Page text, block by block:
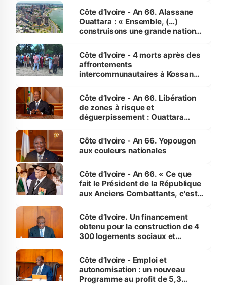
enfants
Côte d’Ivoire - An 66. Alassane
Ouattara : « Ensemble, (…)
construisons une grande nation
générations futures »
Côte d’Ivoire - 4 morts après des
affrontements
intercommunautaires à Kossandji
milieu des sinistrés
Côte d’Ivoire - An 66. Libération
de zones à risque et
déguerpissement : Ouattara
l'Etat de droit pour préserver les
vies humaines »
Côte d'Ivoire - An 66. Yopougon
aux couleurs nationales
Côte d’Ivoire - An 66. « Ce que
fait le Président de la République
aux Anciens Combattants, c'est
Côte d’Ivoire. Un financement
obtenu pour la construction de 4
300 logements sociaux et
et Yamoussoukro
Côte d’Ivoire - Emploi et
autonomisation : un nouveau
Programme au profit de 5,3